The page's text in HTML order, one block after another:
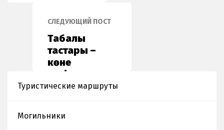
СЛЕДУЮЩИЙ ПОСТ
Таңбалы
тастары –
көне
дәуірден сыр
шертетін
Туристические маршруты
Могильники